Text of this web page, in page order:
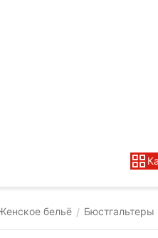
бельё / Бюстгальтеры